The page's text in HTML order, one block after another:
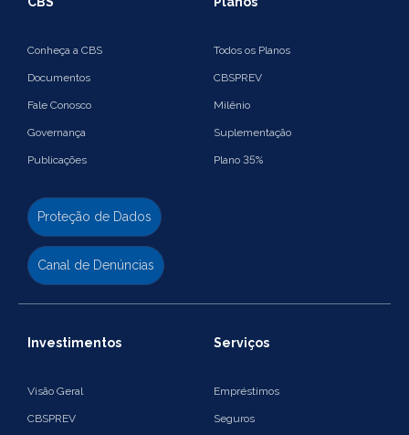
Conheça a CBS
Documentos
Fale Conosco
Governança
Publicações
Proteção de Dados
Canal de Denúncias
Todos os Planos
CBSPREV
Milênio
Suplementação
Plano 35%
Investimentos
Visão Geral
CBSPREV
Serviços
Empréstimos
Seguros